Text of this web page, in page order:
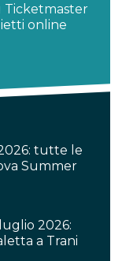
Ticketmaster
online
tutte le
Summer
2026:
a Trani